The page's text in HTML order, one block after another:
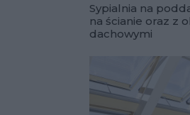
Sypialnia na
na ścianie oraz z
dachowymi